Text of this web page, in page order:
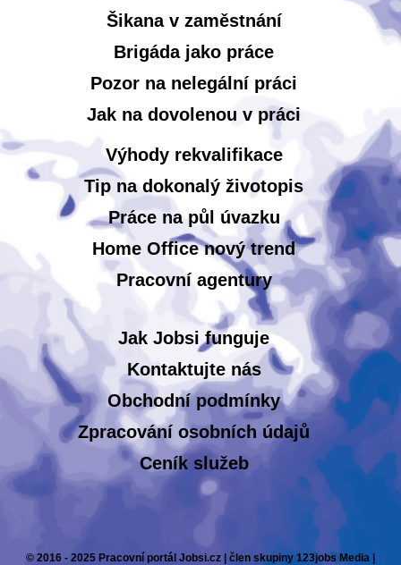
Šikana v zaměstnání
Brigáda jako práce
Pozor na nelegální práci
Jak na dovolenou v práci
Výhody rekvalifikace
Tip na dokonalý životopis
Práce na půl úvazku
Home Office nový trend
Pracovní agentury
Jak Jobsi funguje
Kontaktujte nás
Obchodní podmínky
Zpracování osobních údajů
Ceník služeb
© 2016 - 2025 Pracovní portál Jobsi.cz | člen skupiny 123jobs Media |